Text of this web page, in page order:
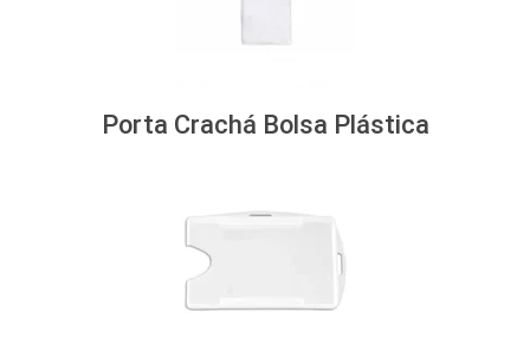
Porta Crachá Bolsa Plástica